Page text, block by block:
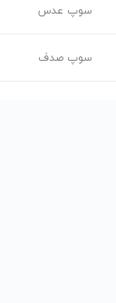
سوپ عدس
سوپ صدف